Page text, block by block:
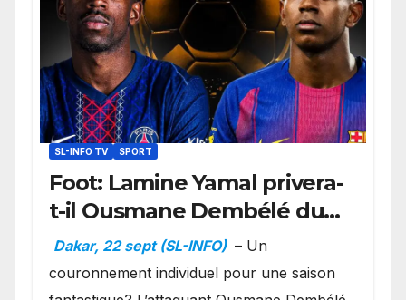
SL-INFO TV SPORT
Foot: Lamine Yamal privera-
t-il Ousmane Dembélé du
Ballon d’or ?
Dakar, 22 sept (SL-INFO) – Un
couronnement individuel pour une saison